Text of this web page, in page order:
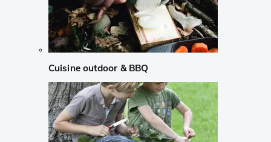
Cuisine outdoor & BBQ